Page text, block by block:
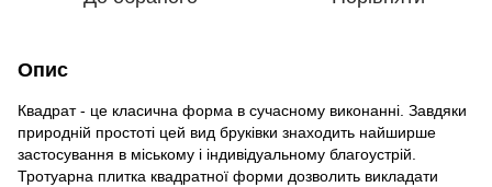
Опис
Квадрат - це класична форма в сучасному виконанні. Завдяки
природній простоті цей вид бруківки знаходить найширше
застосування в міському і індивідуальному благоустрій.
Тротуарна плитка квадратної форми дозволить викладати